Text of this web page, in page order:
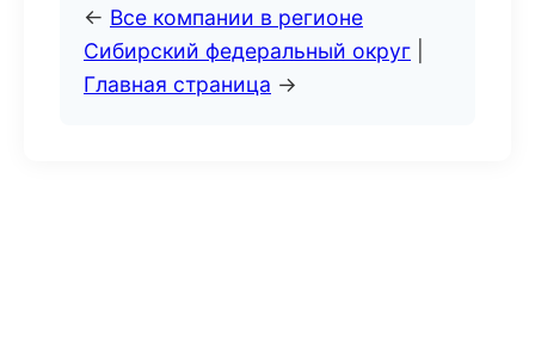
← Все компании в регионе
Сибирский федеральный округ
Главная страница →